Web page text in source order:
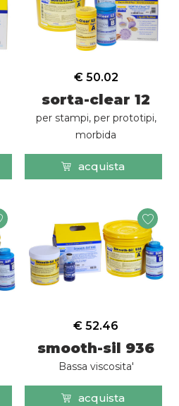
sorta-clear 12
per stampi, per prototipi,
morbida
€ 50.02
acquista
smooth-sil 936
Bassa viscosita'
€ 52.46
acquista